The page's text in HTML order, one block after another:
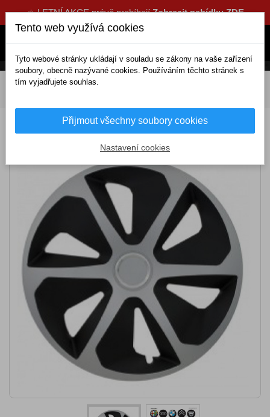
☀️ LETNÍ AKCE právě probíhajíZobrazit nabídku ZDE
DOMOV Exteriérové doplňky
Poklice Jestic 14 ROCO RING MIX set 4ks
Tento web využívá cookies
Tyto webové stránky ukládají v souladu se zákony na vaše zařízení
soubory, obecně nazývané cookies. Používáním těchto stránek s
tím vyjadřujete souhlas.
Přijmout všechny soubory cookies
Nastavení cookies